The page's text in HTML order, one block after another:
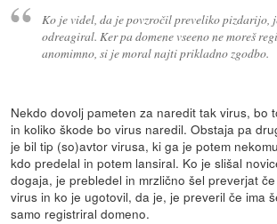
Ko je videl, da je povzročil preveliko pizdarijo,
odreagiral. Ker pa domene vseeno ne moreš
anomimno, si je moral najti prikladno zgodbo.
Nekdo dovolj pameten za naredit tak virus, bo
in koliko škode bo virus naredil. Obstaja pa
je bil tip (so)avtor virusa, ki ga je potem
kdo predelal in potem lansiral. Ko je slišal
dogaja, je prebledel in mrzlično šel preverjat
virus in ko je ugotovil, da je, je preveril če ima
samo registriral domeno.